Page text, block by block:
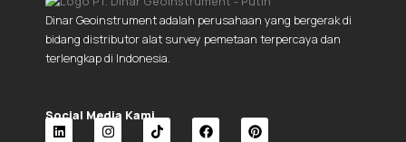
Dinar Geoinstrument adalah perusahaan yang bergerak di
bidang distributor alat survey pemetaan terpercaya dan
terlengkap di Indonesia.
Social Media Kami.